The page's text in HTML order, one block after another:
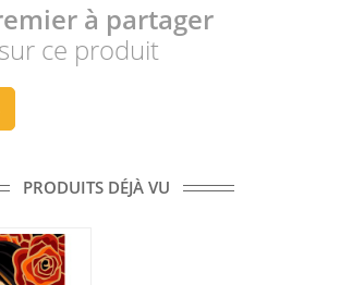
à partager
sur ce produit
PRODUITS DÉJÀ VU